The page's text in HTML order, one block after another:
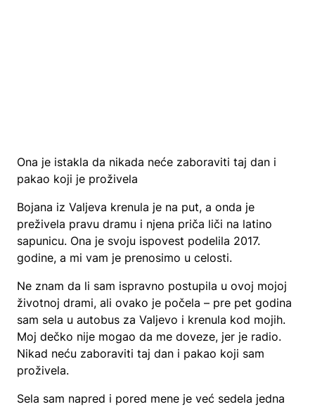
Ona je istakla da nikada neće zaboraviti taj dan i
pakao koji je proživela
Bojana iz Valjeva krenula je na put, a onda je
preživela pravu dramu i njena priča liči na latino
sapunicu. Ona je svoju ispovest podelila 2017.
godine, a mi vam je prenosimo u celosti.
Ne znam da li sam ispravno postupila u ovoj mojoj
životnoj drami, ali ovako je počela – pre pet godina
sam sela u autobus za Valjevo i krenula kod mojih.
Moj dečko nije mogao da me doveze, jer je radio.
Nikad neću zaboraviti taj dan i pakao koji sam
proživela.
Sela sam napred i pored mene je već sedela jedna